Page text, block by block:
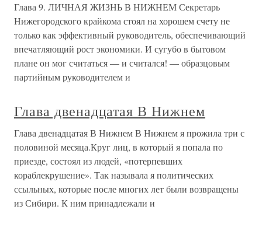
Глава 9. ЛИЧНАЯ ЖИЗНЬ В НИЖНЕМ Секретарь
Нижегородского крайкома стоял на хорошем счету не
только как эффективный руководитель, обеспечивающий
впечатляющий рост экономики. И сугубо в бытовом
плане он мог считаться — и считался! — образцовым
партийным руководителем и
Глава двенадцатая В Нижнем
Глава двенадцатая В Нижнем В Нижнем я прожила три с
половиной месяца.Круг лиц, в который я попала по
приезде, состоял из людей, «потерпевших
кораблекрушение». Так называла я политических
ссыльных, которые после многих лет были возвращены
из Сибири. К ним принадлежали и